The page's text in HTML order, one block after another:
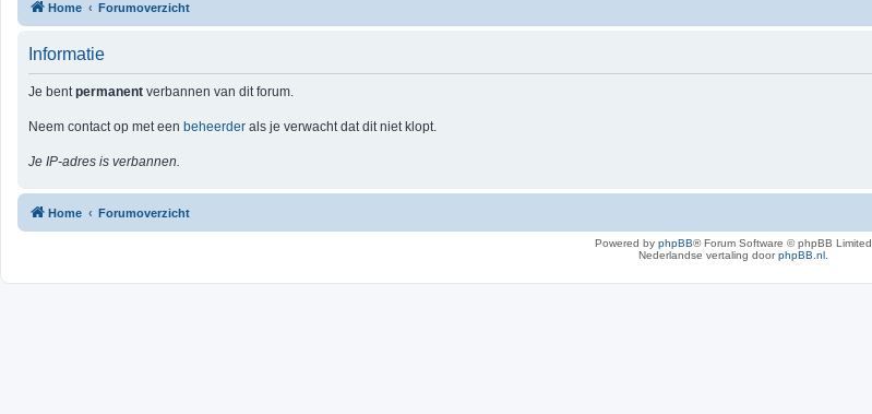
Home Forumoverzicht
Informatie
Je bentpermanent verbannen van dit forum.
Neem contact op met een beheerder als je verwacht dat dit niet klopt.
Je IP-adres is verbannen.
Home Forumoverzicht
Powered by phpBB® Forum Software © phpBB Limited
Nederlandse vertaling doorphpBB.nl